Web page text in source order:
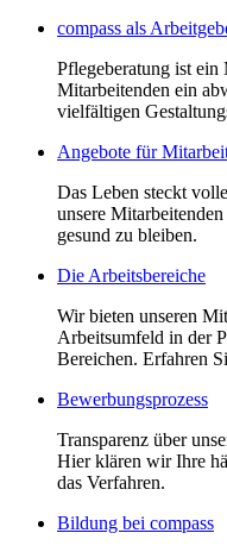
compass als
Pflegeberatung ist
Mitarbeitenden ein
vielfältigen
Angebote für
Das Leben steckt
unsere
gesund zu bleiben.
Die Arbeitsbereiche
Wir bieten unseren
Arbeitsumfeld in der
Bereichen. Erfahren
Bewerbungsprozess
Transparenz über
Hier klären wir Ihre
das Verfahren.
Bildung bei compass